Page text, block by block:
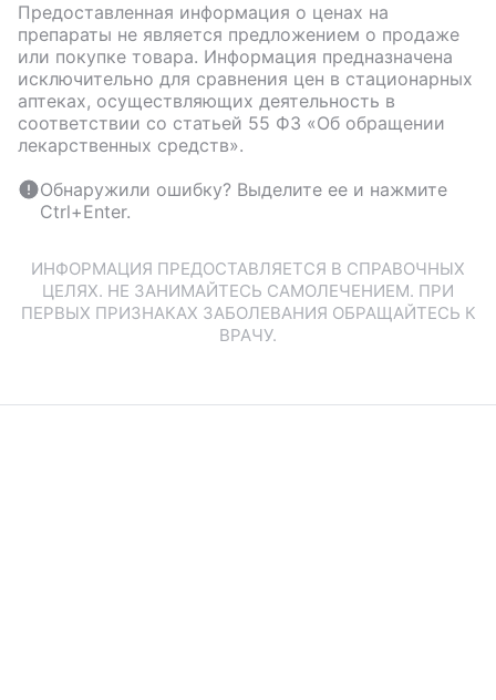
Предоставленная информация о ценах на
препараты не является предложением о продаже
или покупке товара. Информация предназначена
исключительно для сравнения цен в стационарных
аптеках, осуществляющих деятельность в
соответствии со статьей 55 ФЗ «Об обращении
лекарственных средств».
Обнаружили ошибку? Выделите ее и нажмите
Ctrl+Enter.
ИНФОРМАЦИЯ ПРЕДОСТАВЛЯЕТСЯ В СПРАВОЧНЫХ
ЦЕЛЯХ. НЕ ЗАНИМАЙТЕСЬ САМОЛЕЧЕНИЕМ. ПРИ
ПЕРВЫХ ПРИЗНАКАХ ЗАБОЛЕВАНИЯ ОБРАЩАЙТЕСЬ К
ВРАЧУ.